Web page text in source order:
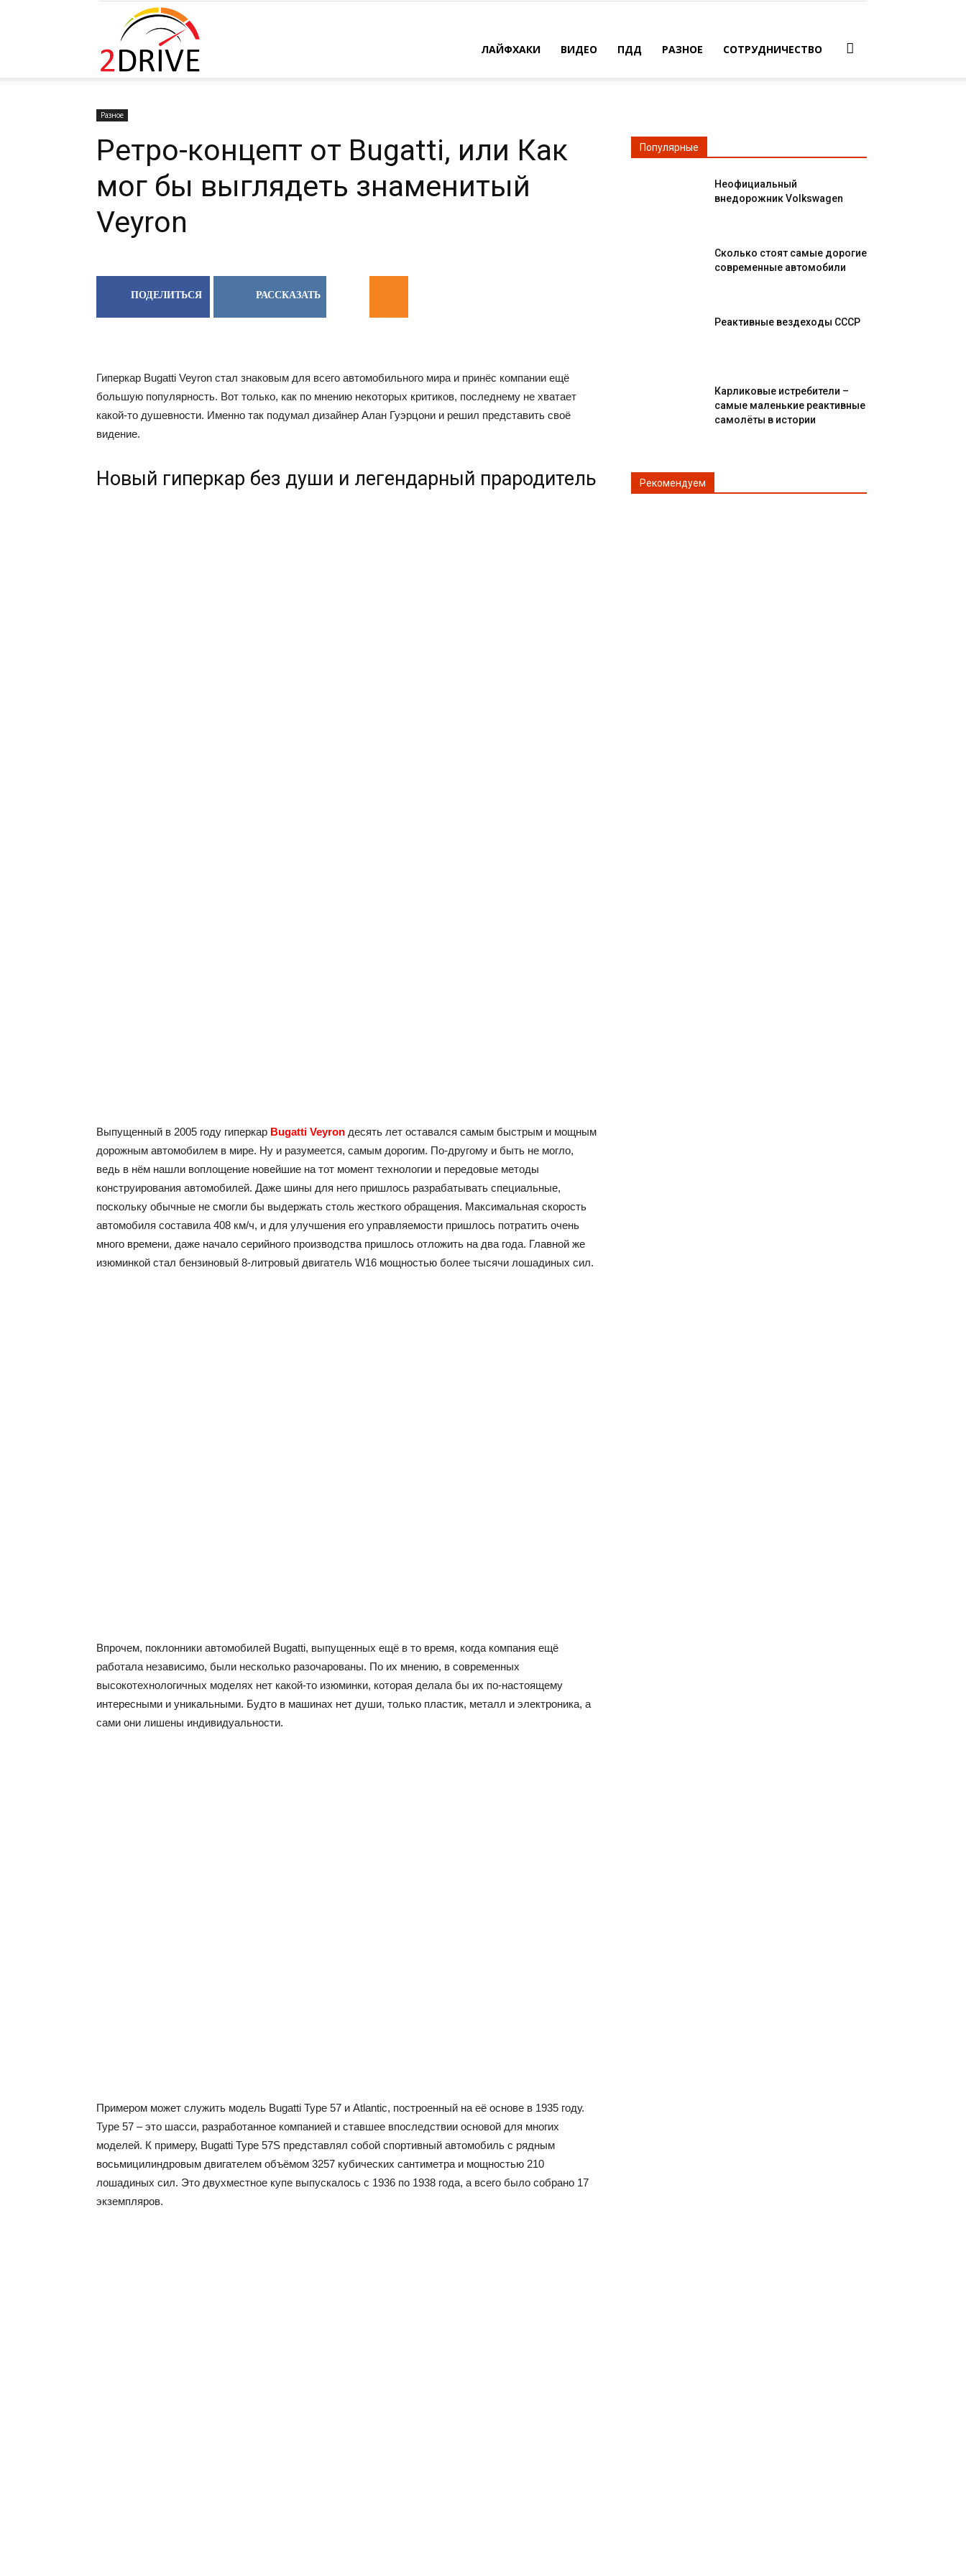
вам уведомления на рабочий стол
ЛАЙФХАКИ ВИДЕО ПДД РАЗНОЕ СОТРУДНИЧЕСТВО
Разное
Ретро-концепт от Bugatti, или Как
мог бы выглядеть знаменитый
Veyron
ПОДЕЛИТЬСЯ РАССКАЗАТЬ
Гиперкар Bugatti Veyron стал знаковым для всего автомобильного мира и принёс компании ещё
большую популярность. Вот только, как по мнению некоторых критиков, последнему не хватает
какой-то душевности. Именно так подумал дизайнер Алан Гуэрцони и решил представить своё
видение.
Новый гиперкар без души и легендарный прародитель
Выпущенный в 2005 году гиперкар Bugatti Veyron десять лет оставался самым быстрым и мощным
дорожным автомобилем в мире. Ну и разумеется, самым дорогим. По-другому и быть не могло,
ведь в нём нашли воплощение новейшие на тот момент технологии и передовые методы
конструирования автомобилей. Даже шины для него пришлось разрабатывать специальные,
поскольку обычные не смогли бы выдержать столь жесткого обращения. Максимальная скорость
автомобиля составила 408 км/ч, и для улучшения его управляемости пришлось потратить очень
много времени, даже начало серийного производства пришлось отложить на два года. Главной же
изюминкой стал бензиновый 8-литровый двигатель W16 мощностью более тысячи лошадиных сил.
Впрочем, поклонники автомобилей Bugatti, выпущенных ещё в то время, когда компания ещё
работала независимо, были несколько разочарованы. По их мнению, в современных
высокотехнологичных моделях нет какой-то изюминки, которая делала бы их по-настоящему
интересными и уникальными. Будто в машинах нет души, только пластик, металл и электроника, а
сами они лишены индивидуальности.
Примером может служить модель Bugatti Type 57 и Atlantic, построенный на её основе в 1935 году.
Type 57 – это шасси, разработанное компанией и ставшее впоследствии основой для многих
моделей. К примеру, Bugatti Type 57S представлял собой спортивный автомобиль с рядным
восьмицилиндровым двигателем объёмом 3257 кубических сантиметра и мощностью 210
лошадиных сил. Это двухместное купе выпускалось с 1936 по 1938 года, а всего было собрано 17
экземпляров.
Популярные
Неофициальный
внедорожник Volkswagen
Сколько стоят самые дорогие
современные автомобили
Реактивные вездеходы СССР
Карликовые истребители –
самые маленькие реактивные
самолёты в истории
Рекомендуем